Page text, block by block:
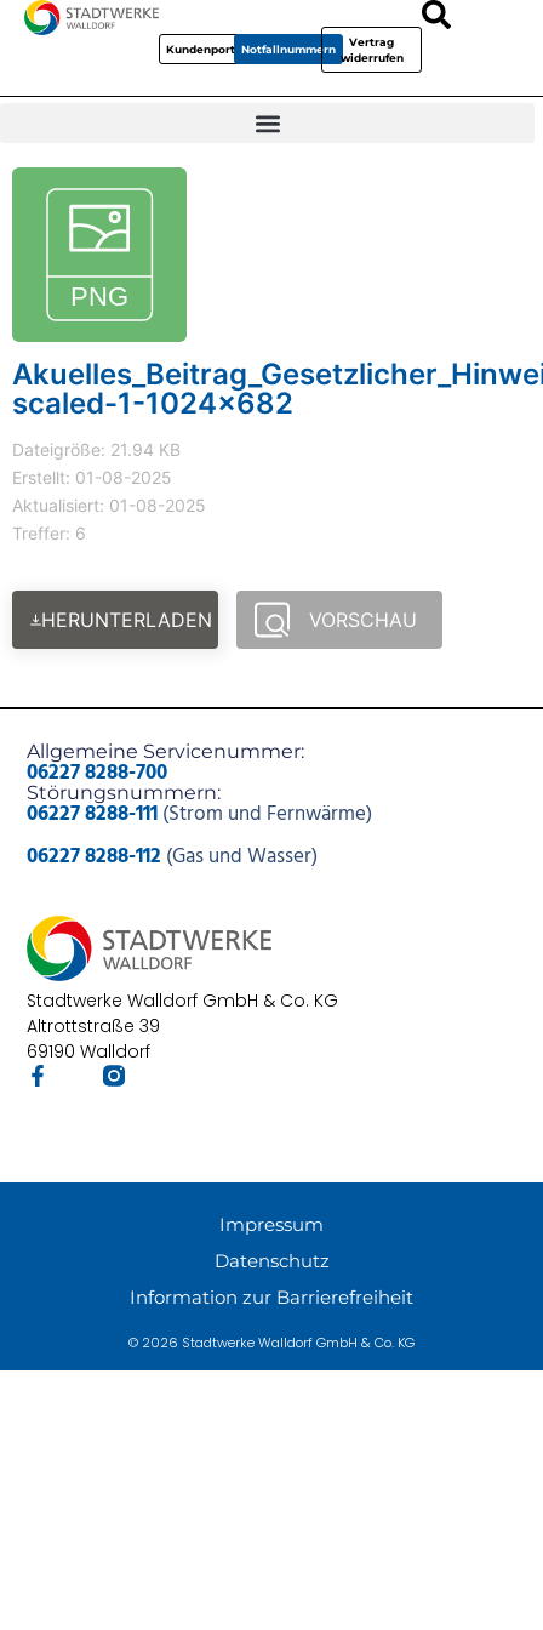
KundenportalNotfallnummern
Vertrag
widerrufen
scaled-1-1024x682
Dateigröße: 21.94 KB
Erstellt: 01-08-2025
Aktualisiert: 01-08-2025
Treffer: 6
HERUNTERLADEN VORSCHAU
Stadtwerke Walldorf GmbH & Co. KG
Altrottstraße 39
69190 Walldorf
Allgemeine Servicenummer:
06227 8288-700
Störungsnummern:
06227 8288-111(Strom und Fernwärme)
06227 8288-112 (Gas und Wasser)
© 2026 Stadtwerke Walldorf GmbH & Co. KG
Impressum
Datenschutz
Information zur Barrierefreiheit